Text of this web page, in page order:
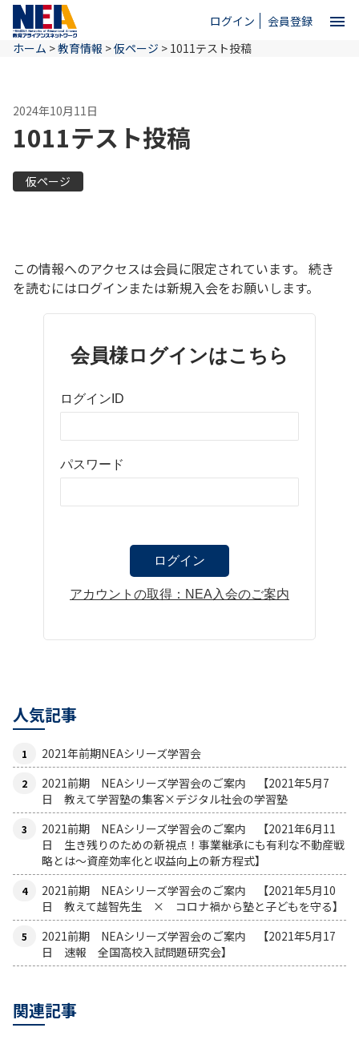
ログイン 会員登録 menu
ホーム
NEAとは
お問い合わせ
ホーム >教育情報 >仮ページ > 1011テスト投稿
2024年10月11日
1011テスト投稿
仮ページ
この情報へのアクセスは会員に限定されています。 続き
を読むにはログインまたは新規入会をお願いします。
会員様ログインはこちら
ログインID
パスワード
アカウントの取得：NEA入会のご案内
人気記事
2021年前期NEAシリーズ学習会
2021前期 NEAシリーズ学習会のご案内 【2021年5月7
日 教えて学習塾の集客×デジタル社会の学習塾
2021前期 NEAシリーズ学習会のご案内 【2021年6月11
日 生き残りのための新視点！事業継承にも有利な不動産戦
略とは〜資産効率化と収益向上の新方程式】
2021前期 NEAシリーズ学習会のご案内 【2021年5月10
日 教えて越智先生 × コロナ禍から塾と子どもを守る】
2021前期 NEAシリーズ学習会のご案内 【2021年5月17
日 速報 全国高校入試問題研究会】
関連記事